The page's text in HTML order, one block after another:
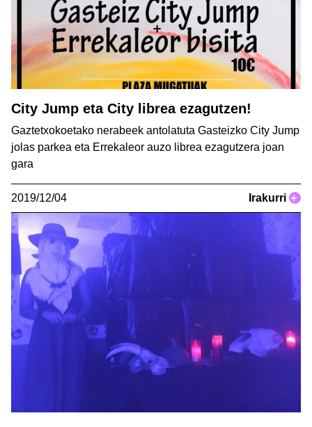
City Jump eta City librea ezagutzen!
Gaztetxokoetako nerabeek antolatuta Gasteizko City Jump
jolas parkea eta Errekaleor auzo librea ezagutzera joan
gara
2019/12/04 Irakurri +